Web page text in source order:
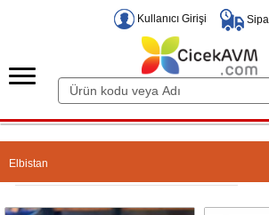
Kullanıcı Girişi
Elbistan